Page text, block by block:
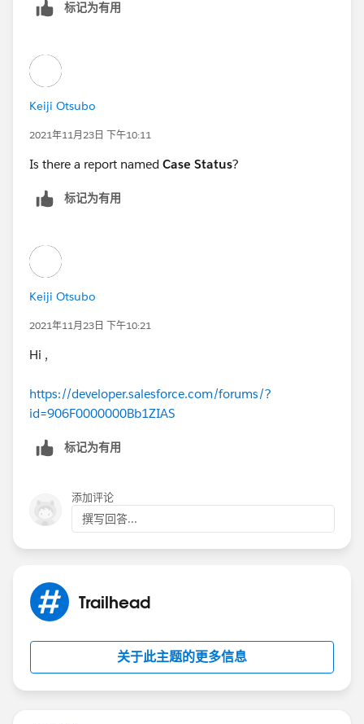
标记为有用
Keiji Otsubo
2021年11月23日 下午10:11
Is there a report named Case Status?
标记为有用
Keiji Otsubo
2021年11月23日 下午10:21
Hi ,
https://developer.salesforce.com/forums/?
id=906F0000000Bb1ZIAS
标记为有用
添加评论
撰写回答...
Trailhead
关于此主题的更多信息